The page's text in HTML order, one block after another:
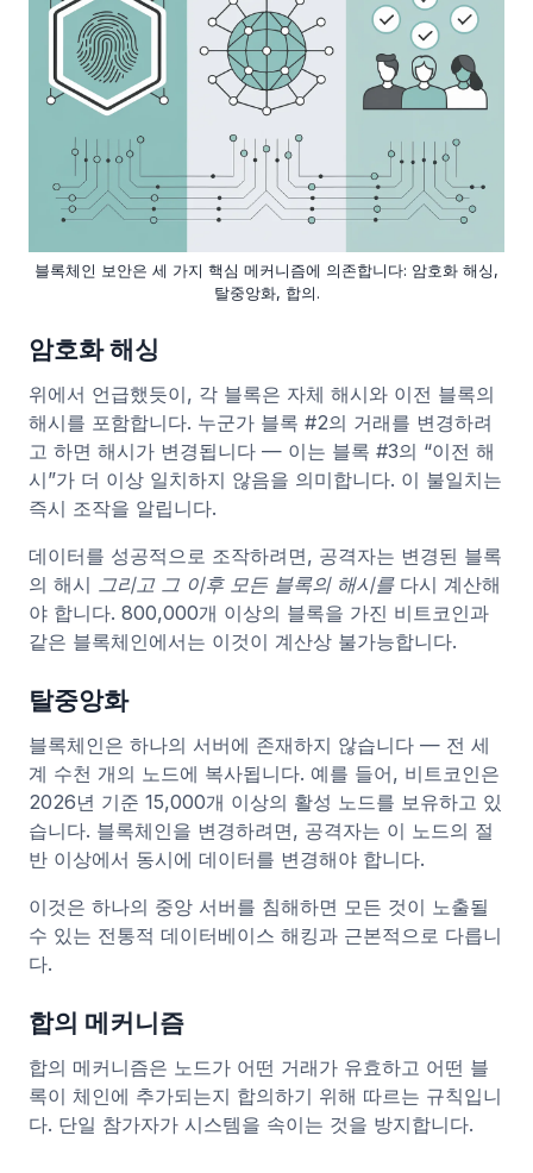
블록체인 보안은 세 가지 핵심 메커니즘에 의존합니다: 암호화 해싱,
탈중앙화, 합의.
암호화 해싱
위에서 언급했듯이, 각 블록은 자체 해시와 이전 블록의
해시를 포함합니다. 누군가 블록 #2의 거래를 변경하려
고 하면 해시가 변경됩니다 — 이는 블록 #3의 “이전 해
시”가 더 이상 일치하지 않음을 의미합니다. 이 불일치는
즉시 조작을 알립니다.
데이터를 성공적으로 조작하려면, 공격자는 변경된 블록
의 해시 그리고 그 이후 모든 블록의 해시를다시 계산해
야 합니다. 800,000개 이상의 블록을 가진 비트코인과
같은 블록체인에서는 이것이 계산상 불가능합니다.
탈중앙화
블록체인은 하나의 서버에 존재하지 않습니다 — 전 세
계 수천 개의 노드에 복사됩니다. 예를 들어, 비트코인은
2026년 기준 15,000개 이상의 활성 노드를 보유하고 있
습니다. 블록체인을 변경하려면, 공격자는 이 노드의 절
반 이상에서 동시에 데이터를 변경해야 합니다.
이것은 하나의 중앙 서버를 침해하면 모든 것이 노출될
수 있는 전통적 데이터베이스 해킹과 근본적으로 다릅니
다.
합의 메커니즘
합의 메커니즘은 노드가 어떤 거래가 유효하고 어떤 블
록이 체인에 추가되는지 합의하기 위해 따르는 규칙입니
다. 단일 참가자가 시스템을 속이는 것을 방지합니다.